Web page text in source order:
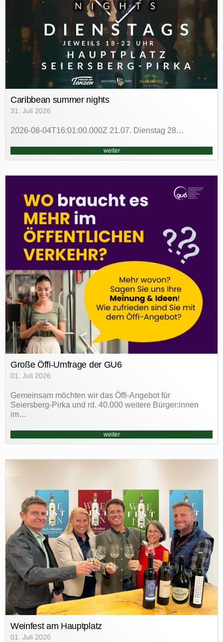
Caribbean summer nights
31. Juli 2026
2026-08-04T16:01:00.000Z 21.07. Dienstag 28…
weiter
Große Öffi-Umfrage der GU6
01. Juli 2026
Gemeinsam möchten wir das Öffi-Angebot für
Seiersberg-Pirka und rd. 40.000 weitere Bürger:innen
im…
weiter
Weinfest am Hauptplatz
01. Juli 2026